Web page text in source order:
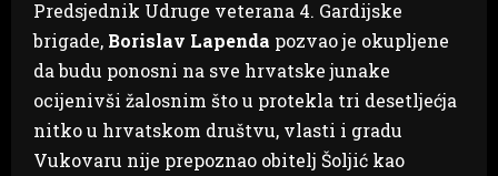
Predsjednik Udruge veterana 4. Gardijske
brigade, Borislav Lapenda pozvao je okupljene
da budu ponosni na sve hrvatske junake
ocijenivši žalosnim što u protekla tri desetljećja
nitko u hrvatskom društvu, vlasti i gradu
Vukovaru nije prepoznao obitelj Šoljić kao